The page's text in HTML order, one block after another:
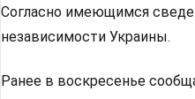
Согласно имеющимся
независимости Украины.
Ранее в воскресенье